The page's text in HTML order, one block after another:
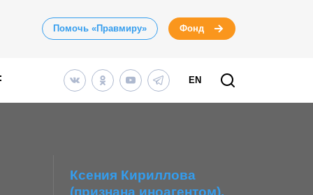
Помочь «Правмиру» Фонд
EN
Ксения Кириллова
(признана иноагентом)